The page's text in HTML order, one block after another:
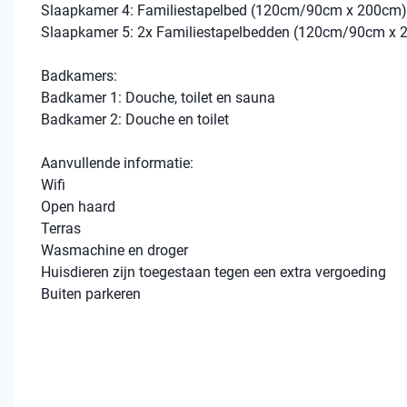
Slaapkamer 4: Familiestapelbed (120cm/90cm x 200cm)
Slaapkamer 5: 2x Familiestapelbedden (120cm/90cm x
Badkamers:
Badkamer 1: Douche, toilet en sauna
Badkamer 2: Douche en toilet
Aanvullende informatie:
Wifi
Open haard
Terras
Wasmachine en droger
Huisdieren zijn toegestaan tegen een extra vergoeding
Buiten parkeren